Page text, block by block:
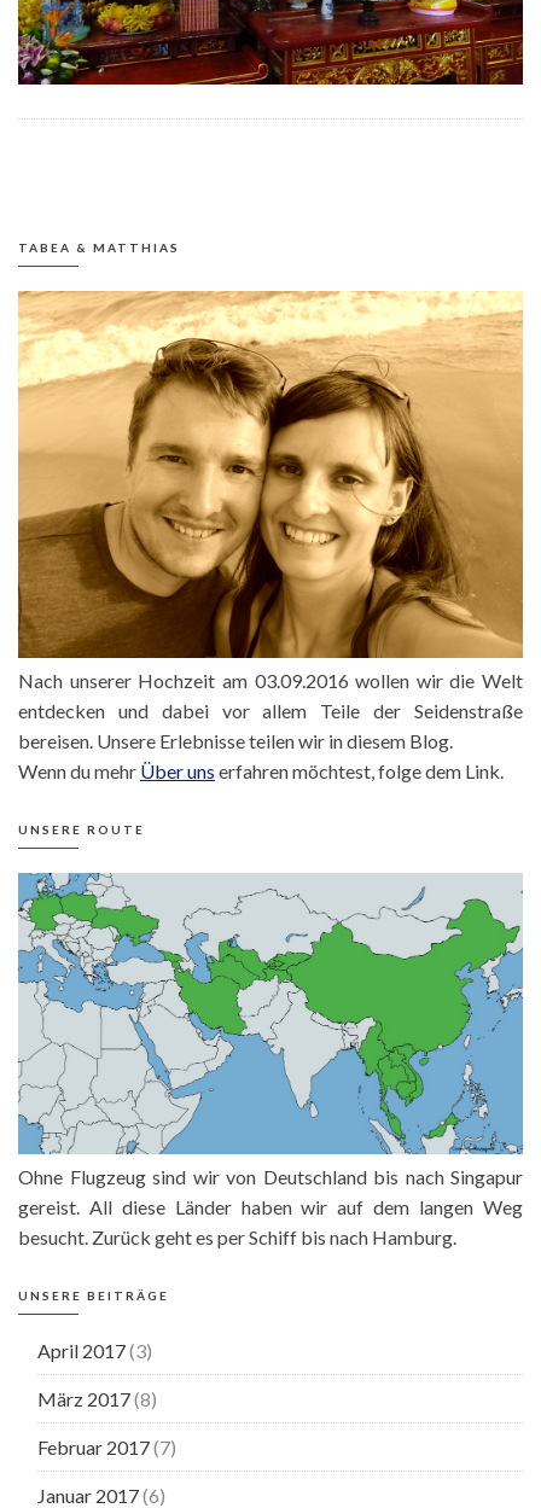
TABEA & MATTHIAS
Nach unserer Hochzeit am 03.09.2016 wollen wir die Welt
entdecken und dabei vor allem Teile der Seidenstraße
bereisen. Unsere Erlebnisse teilen wir in diesem Blog.
Wenn du mehr Über uns erfahren möchtest, folge dem Link.
UNSERE ROUTE
Ohne Flugzeug sind wir von Deutschland bis nach Singapur
gereist. All diese Länder haben wir auf dem langen Weg
besucht. Zurück geht es per Schiff bis nach Hamburg.
UNSERE BEITRÄGE
April 2017(3)
März 2017(8)
Februar 2017(7)
Januar 2017(6)